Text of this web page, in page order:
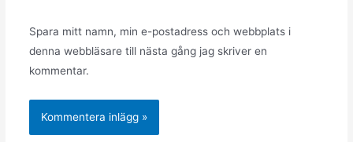
Spara mitt namn, min e-postadress och webbplats i
denna webbläsare till nästa gång jag skriver en
kommentar.